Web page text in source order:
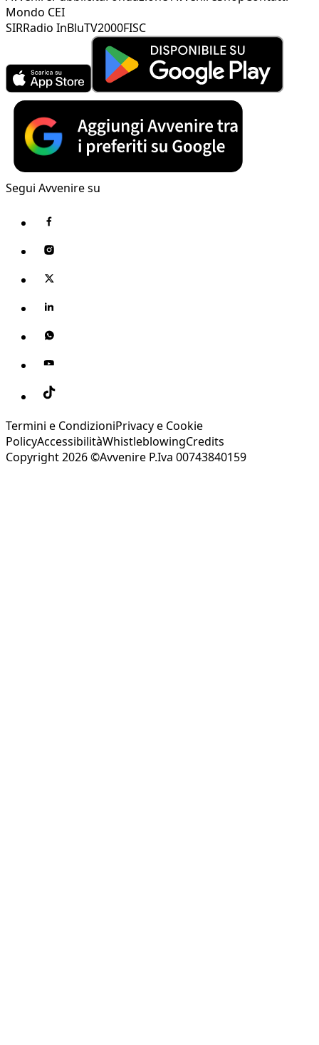
Mondo CEI
SIRRadio InBluTV2000FISC
Segui Avvenire su
Termini e CondizioniPrivacy e Cookie
PolicyAccessibilitàWhistleblowingCredits
Copyright 2026 ©Avvenire P.Iva 00743840159